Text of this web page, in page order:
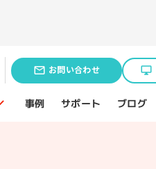
お問い合わせ
事例 サポート ブログ